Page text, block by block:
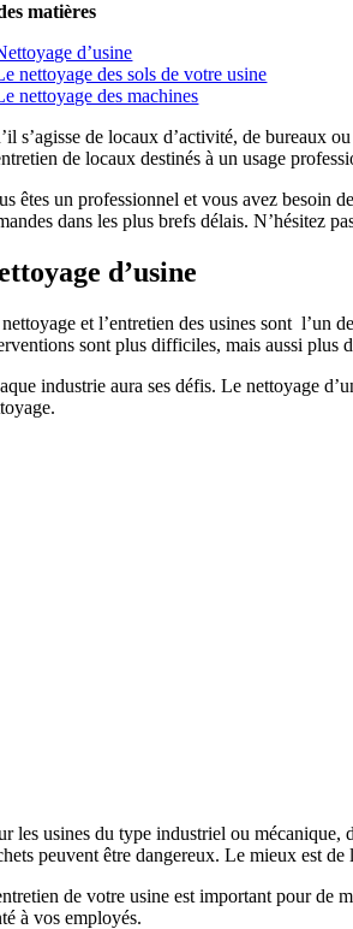
matières
d’usine
nettoyage des sols de votre usine
nettoyage des machines
s’agisse de locaux d’activité, de bureaux
de locaux destinés à un usage
êtes un professionnel et vous avez besoin
dans les plus brefs délais. N’hésitez
d’usine
et l’entretien des usines sont l’un
sont plus difficiles, mais aussi plus
industrie aura ses défis. Le nettoyage
les usines du type industriel ou mécanique,
peuvent être dangereux. Le mieux est
de votre usine est important pour de
à vos employés.